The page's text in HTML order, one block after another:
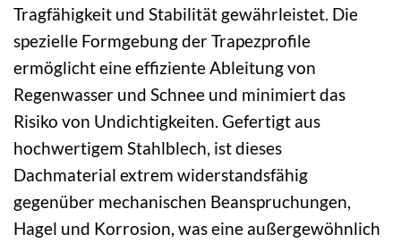
Tragfähigkeit und Stabilität gewährleistet. Die
spezielle Formgebung der Trapezprofile
ermöglicht eine effiziente Ableitung von
Regenwasser und Schnee und minimiert das
Risiko von Undichtigkeiten. Gefertigt aus
hochwertigem Stahlblech, ist dieses
Dachmaterial extrem widerstandsfähig
gegenüber mechanischen Beanspruchungen,
Hagel und Korrosion, was eine außergewöhnlich